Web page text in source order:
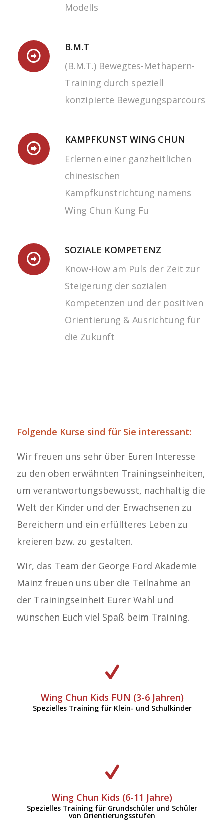
Modells
B.M.T
(B.M.T.) Bewegtes-Methapern-
Training durch speziell
konzipierte Bewegungsparcours
KAMPFKUNST WING CHUN
Erlernen einer ganzheitlichen
chinesischen
Kampfkunstrichtung namens
Wing Chun Kung Fu
SOZIALE KOMPETENZ
Know-How am Puls der Zeit zur
Steigerung der sozialen
Kompetenzen und der positiven
Orientierung & Ausrichtung für
die Zukunft
Folgende Kurse sind für Sie interessant:
Wir freuen uns sehr über Euren Interesse
zu den oben erwähnten Trainingseinheiten,
um verantwortungsbewusst, nachhaltig die
Welt der Kinder und der Erwachsenen zu
Bereichern und ein erfüllteres Leben zu
kreieren bzw. zu gestalten.
Wir, das Team der George Ford Akademie
Mainz freuen uns über die Teilnahme an
der Trainingseinheit Eurer Wahl und
wünschen Euch viel Spaß beim Training.
Wing Chun Kids FUN (3-6 Jahren)
Spezielles Training für Klein- und Schulkinder
Wing Chun Kids (6-11 Jahre)
Spezielles Training für Grundschüler und Schüler
von Orientierungsstufen